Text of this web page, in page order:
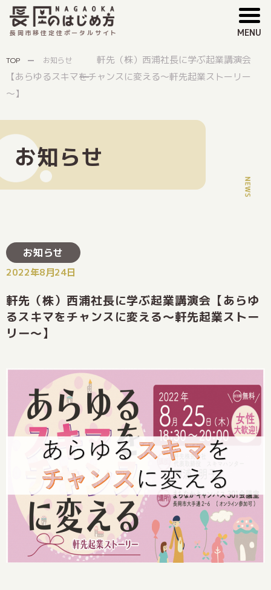
長岡市移住定住ポータルサイト MENU
TOP お知らせ
軒先（株）西浦社長に学ぶ起業講演会
【あらゆるスキマをチャンスに変える～軒先起業ストーリー
～】
お知らせ
お知らせ
2022年8月24日
軒先（株）西浦社長に学ぶ起業講演会【あらゆ
るスキマをチャンスに変える～軒先起業ストー
リー～】